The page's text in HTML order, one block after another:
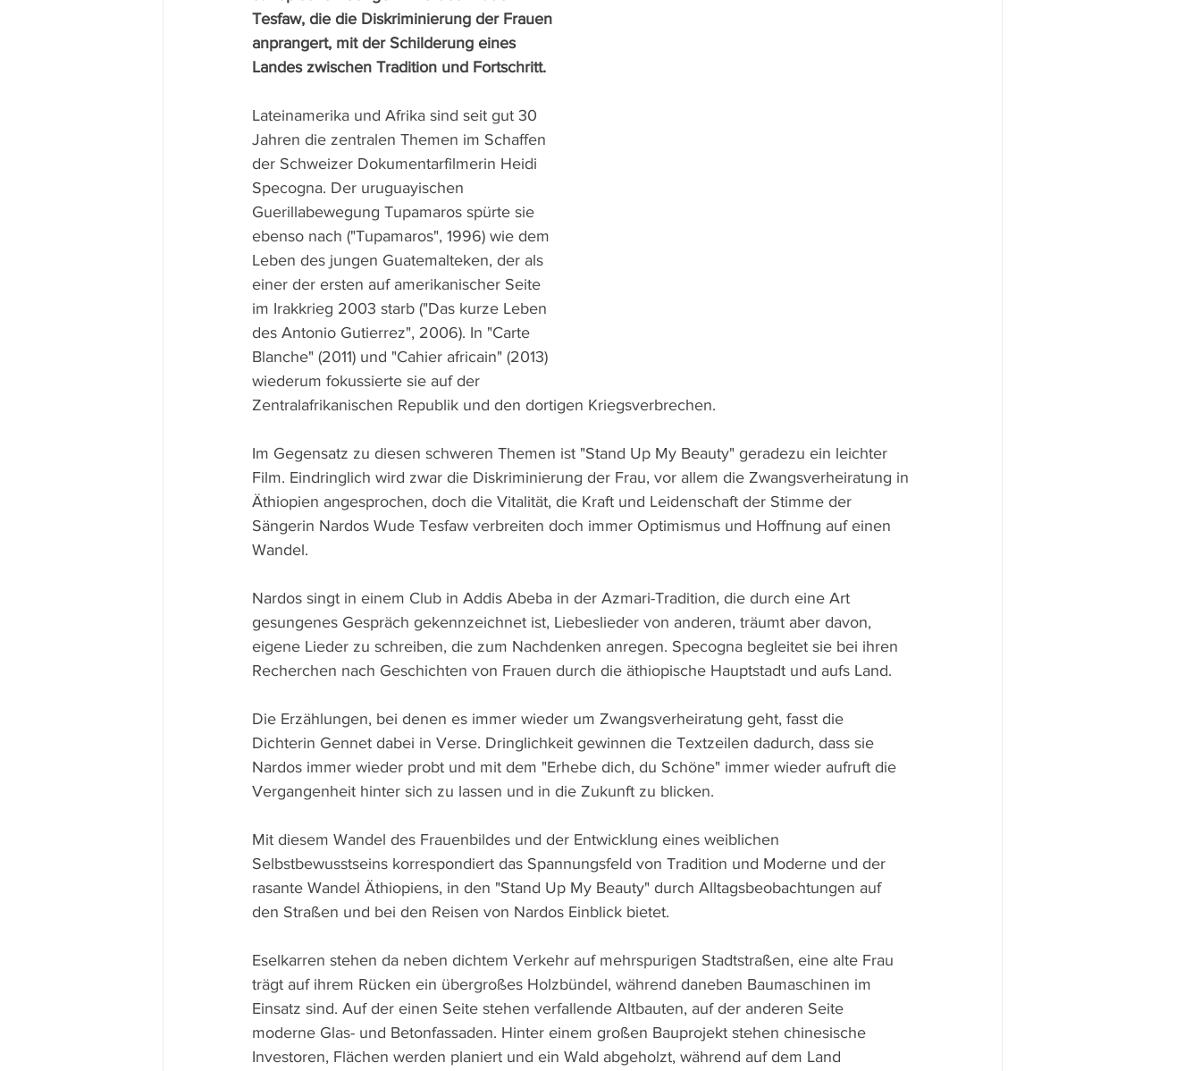
Tesfaw, die die Diskriminierung der Frauen
anprangert, mit der Schilderung eines
Landes zwischen Tradition und Fortschritt.
Lateinamerika und Afrika sind seit gut 30
Jahren die zentralen Themen im Schaffen
der Schweizer Dokumentarfilmerin Heidi
Specogna. Der uruguayischen
Guerillabewegung Tupamaros spürte sie
ebenso nach ("Tupamaros", 1996) wie dem
Leben des jungen Guatemalteken, der als
einer der ersten auf amerikanischer Seite
im Irakkrieg 2003 starb ("Das kurze Leben
des Antonio Gutierrez", 2006). In "Carte
Blanche" (2011) und "Cahier africain" (2013)
wiederum fokussierte sie auf der
Zentralafrikanischen Republik und den dortigen Kriegsverbrechen.
Im Gegensatz zu diesen schweren Themen ist "Stand Up My Beauty" geradezu ein leichter
Film. Eindringlich wird zwar die Diskriminierung der Frau, vor allem die Zwangsverheiratung in
Äthiopien angesprochen, doch die Vitalität, die Kraft und Leidenschaft der Stimme der
Sängerin Nardos Wude Tesfaw verbreiten doch immer Optimismus und Hoffnung auf einen
Wandel.
Nardos singt in einem Club in Addis Abeba in der Azmari-Tradition, die durch eine Art
gesungenes Gespräch gekennzeichnet ist, Liebeslieder von anderen, träumt aber davon,
eigene Lieder zu schreiben, die zum Nachdenken anregen. Specogna begleitet sie bei ihren
Recherchen nach Geschichten von Frauen durch die äthiopische Hauptstadt und aufs Land.
Die Erzählungen, bei denen es immer wieder um Zwangsverheiratung geht, fasst die
Dichterin Gennet dabei in Verse. Dringlichkeit gewinnen die Textzeilen dadurch, dass sie
Nardos immer wieder probt und mit dem "Erhebe dich, du Schöne" immer wieder aufruft die
Vergangenheit hinter sich zu lassen und in die Zukunft zu blicken.
Mit diesem Wandel des Frauenbildes und der Entwicklung eines weiblichen
Selbstbewusstseins korrespondiert das Spannungsfeld von Tradition und Moderne und der
rasante Wandel Äthiopiens, in den "Stand Up My Beauty" durch Alltagsbeobachtungen auf
den Straßen und bei den Reisen von Nardos Einblick bietet.
Eselkarren stehen da neben dichtem Verkehr auf mehrspurigen Stadtstraßen, eine alte Frau
trägt auf ihrem Rücken ein übergroßes Holzbündel, während daneben Baumaschinen im
Einsatz sind. Auf der einen Seite stehen verfallende Altbauten, auf der anderen Seite
moderne Glas- und Betonfassaden. Hinter einem großen Bauprojekt stehen chinesische
Investoren, Flächen werden planiert und ein Wald abgeholzt, während auf dem Land